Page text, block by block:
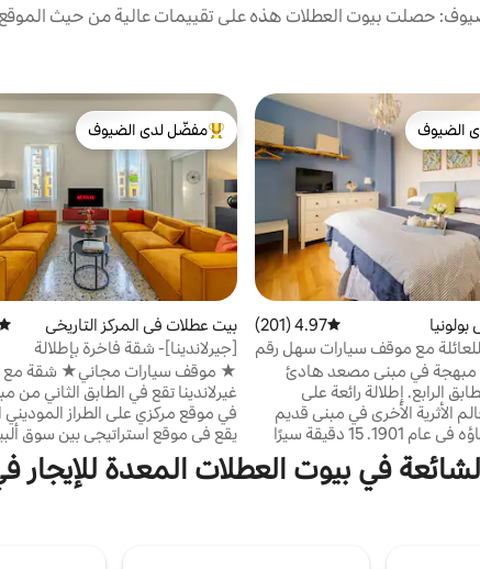
حصلت بيوت العطلات هذه على تقييمات عالية من حيث الموقع
المفضّلة لدى الضيوف
الضيوف
متوسط التقييم 4.97 من 5، 201 مراجعات
4.97 (201)
مع موقف سيارات سهل رقم
مبهجة في مبنى مصعد هادئ
الرابع. إطلالة رائعة على
الأثرية الأخرى في مبنى قديم
ومرموق تم بناؤه في عام 1901. 15 دقيقة سيرًا
من محطة القطار ؛موقف سيارات
عام آمن على بعد 600 متر (موقف سيارات 8
أغسطس) . مطبخ صغير مجهز بالكامل. كل أنواع
من أبرز البيوت المفضّلة لدى الضيوف
مفضّل لدى الضيوف
بيت عطلات في المركز التاريخي
[جيرلاندينا]- شقة فاخرة بإطلالة
★ موقف سيارات
غيرلاندينا تقع في الطابق الثاني من
في موقع مركزي على الطراز
يقع في موقع استراتيجي بين سوق
الشهير
الشقة جميع وسائل الراحة اللازمة
فاخرة لك، سواء كنت قادمًا للترفيه أو
في بيوت العطلات المعدة للإيجار